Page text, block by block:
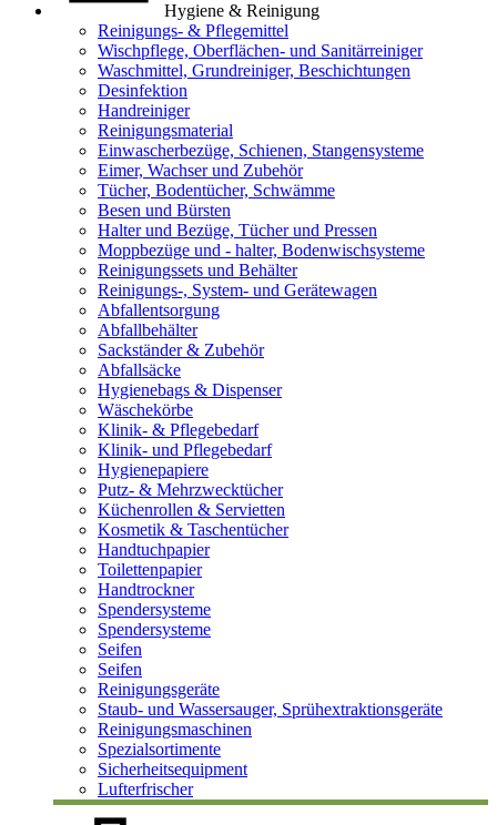
Hygiene & Reinigung
Reinigungs- & Pflegemittel
Wischpflege, Oberflächen- und Sanitärreiniger
Waschmittel, Grundreiniger, Beschichtungen
Desinfektion
Handreiniger
Reinigungsmaterial
Einwascherbezüge, Schienen, Stangensysteme
Eimer, Wachser und Zubehör
Tücher, Bodentücher, Schwämme
Besen und Bürsten
Halter und Bezüge, Tücher und Pressen
Moppbezüge und - halter, Bodenwischsysteme
Reinigungssets und Behälter
Reinigungs-, System- und Gerätewagen
Abfallentsorgung
Abfallbehälter
Sackständer & Zubehör
Abfallsäcke
Hygienebags & Dispenser
Wäschekörbe
Klinik- & Pflegebedarf
Klinik- und Pflegebedarf
Hygienepapiere
Putz- & Mehrzwecktücher
Küchenrollen & Servietten
Kosmetik & Taschentücher
Handtuchpapier
Toilettenpapier
Handtrockner
Spendersysteme
Spendersysteme
Seifen
Seifen
Reinigungsgeräte
Staub- und Wassersauger, Sprühextraktionsgeräte
Reinigungsmaschinen
Spezialsortimente
Sicherheitsequipment
Lufterfrischer